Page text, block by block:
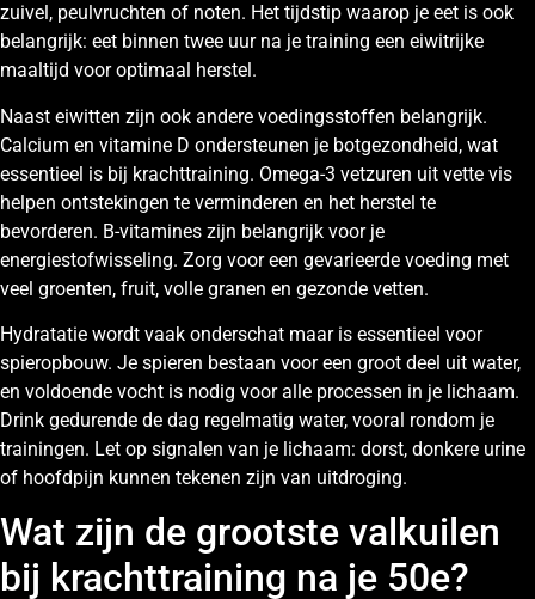
zuivel, peulvruchten of noten. Het tijdstip waarop je eet is ook
belangrijk: eet binnen twee uur na je training een eiwitrijke
maaltijd voor optimaal herstel.
Naast eiwitten zijn ook andere voedingsstoffen belangrijk.
Calcium en vitamine D ondersteunen je botgezondheid, wat
essentieel is bij krachttraining. Omega-3 vetzuren uit vette vis
helpen ontstekingen te verminderen en het herstel te
bevorderen. B-vitamines zijn belangrijk voor je
energiestofwisseling. Zorg voor een gevarieerde voeding met
veel groenten, fruit, volle granen en gezonde vetten.
Hydratatie wordt vaak onderschat maar is essentieel voor
spieropbouw. Je spieren bestaan voor een groot deel uit water,
en voldoende vocht is nodig voor alle processen in je lichaam.
Drink gedurende de dag regelmatig water, vooral rondom je
trainingen. Let op signalen van je lichaam: dorst, donkere urine
of hoofdpijn kunnen tekenen zijn van uitdroging.
Wat zijn de grootste valkuilen
bij krachttraining na je 50e?